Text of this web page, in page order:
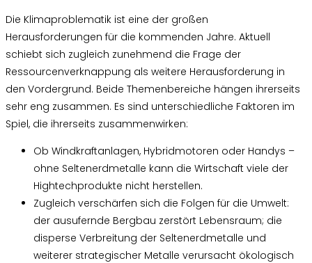
Die Klimaproblematik ist eine der großen
Herausforderungen für die kommenden Jahre. Aktuell
schiebt sich zugleich zunehmend die Frage der
Ressourcenverknappung als weitere Herausforderung in
den Vordergrund. Beide Themenbereiche hängen ihrerseits
sehr eng zusammen. Es sind unterschiedliche Faktoren im
Spiel, die ihrerseits zusammenwirken:
Ob Windkraftanlagen, Hybridmotoren oder Handys –
ohne Seltenerdmetalle kann die Wirtschaft viele der
Hightechprodukte nicht herstellen.
Zugleich verschärfen sich die Folgen für die Umwelt:
der ausufernde Bergbau zerstört Lebensraum; die
disperse Verbreitung der Seltenerdmetalle und
weiterer strategischer Metalle verursacht ökologisch